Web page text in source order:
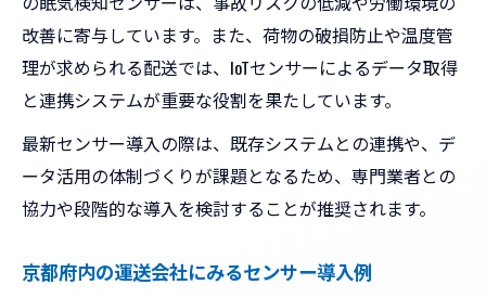
改善に寄与しています。また、荷物の破損防止や温度管
理が求められる配送では、IoTセンサーによるデータ取得
と連携システムが重要な役割を果たしています。
最新センサー導入の際は、既存システムとの連携や、デ
ータ活用の体制づくりが課題となるため、専門業者との
協力や段階的な導入を検討することが推奨されます。
京都府内の運送会社にみるセンサー導入例